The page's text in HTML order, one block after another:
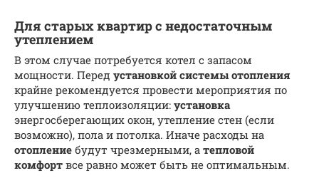
Для старых квартир с недостаточным
утеплением
В этом случае потребуется котел с запасом
мощности. Перед установкой системы отопления
крайне рекомендуется провести мероприятия по
улучшению теплоизоляции: установка
энергосберегающих окон, утепление стен (если
возможно), пола и потолка. Иначе расходы на
отопление будут чрезмерными, а тепловой
комфорт все равно может быть не оптимальным.